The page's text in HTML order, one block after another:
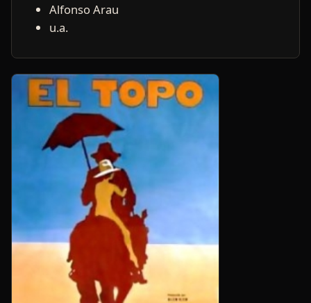
Alfonso Arau
u.a.